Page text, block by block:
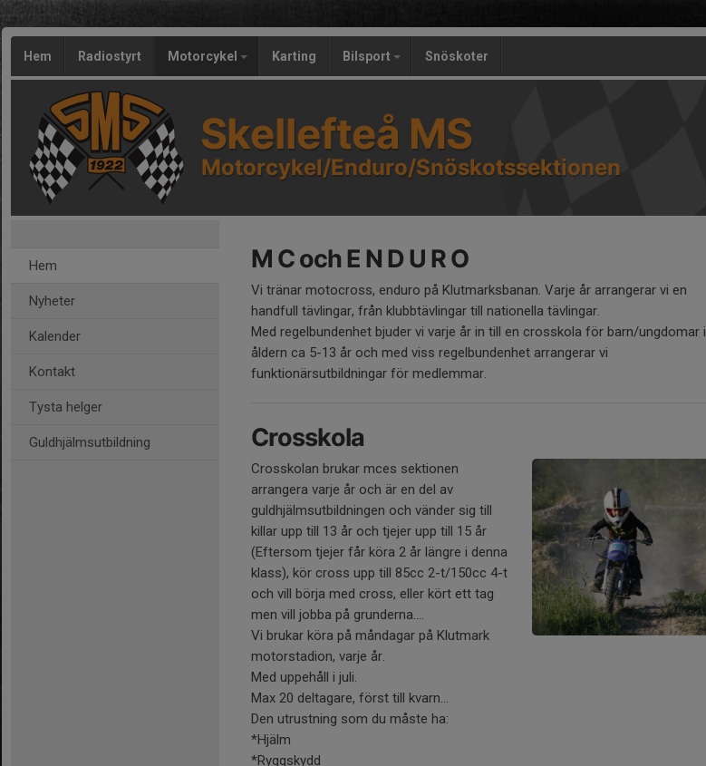
Hem Radiostyrt Motorcykel Karting Bilsport Snöskoter
Skellefteå MS
Motorcykel/Enduro/Snöskotssektionen
Hem
Nyheter
Kalender
Kontakt
Tysta helger
Guldhjälmsutbildning
M C och E N D U R O
Vi tränar motocross, enduro på Klutmarksbanan. Varje år arrangerar vi en
handfull tävlingar, från klubbtävlingar till nationella tävlingar.
Med regelbundenhet bjuder vi varje år in till en crosskola för barn/ungdomar i
åldern ca 5-13 år och med viss regelbundenhet arrangerar vi
funktionärsutbildningar för medlemmar.
Crosskola
Crosskolan brukar mces sektionen
arrangera varje år och är en del av
guldhjälmsutbildningen och vänder sig till
killar upp till 13 år och tjejer upp till 15 år
(Eftersom tjejer får köra 2 år längre i denna
klass), kör cross upp till 85cc 2-t/150cc 4-t
och vill börja med cross, eller kört ett tag
men vill jobba på grunderna....
Vi brukar köra på måndagar på Klutmark
motorstadion, varje år.
Med uppehåll i juli.
Max 20 deltagare, först till kvarn...
Den utrustning som du måste ha:
*Hjälm
*Ryggskydd